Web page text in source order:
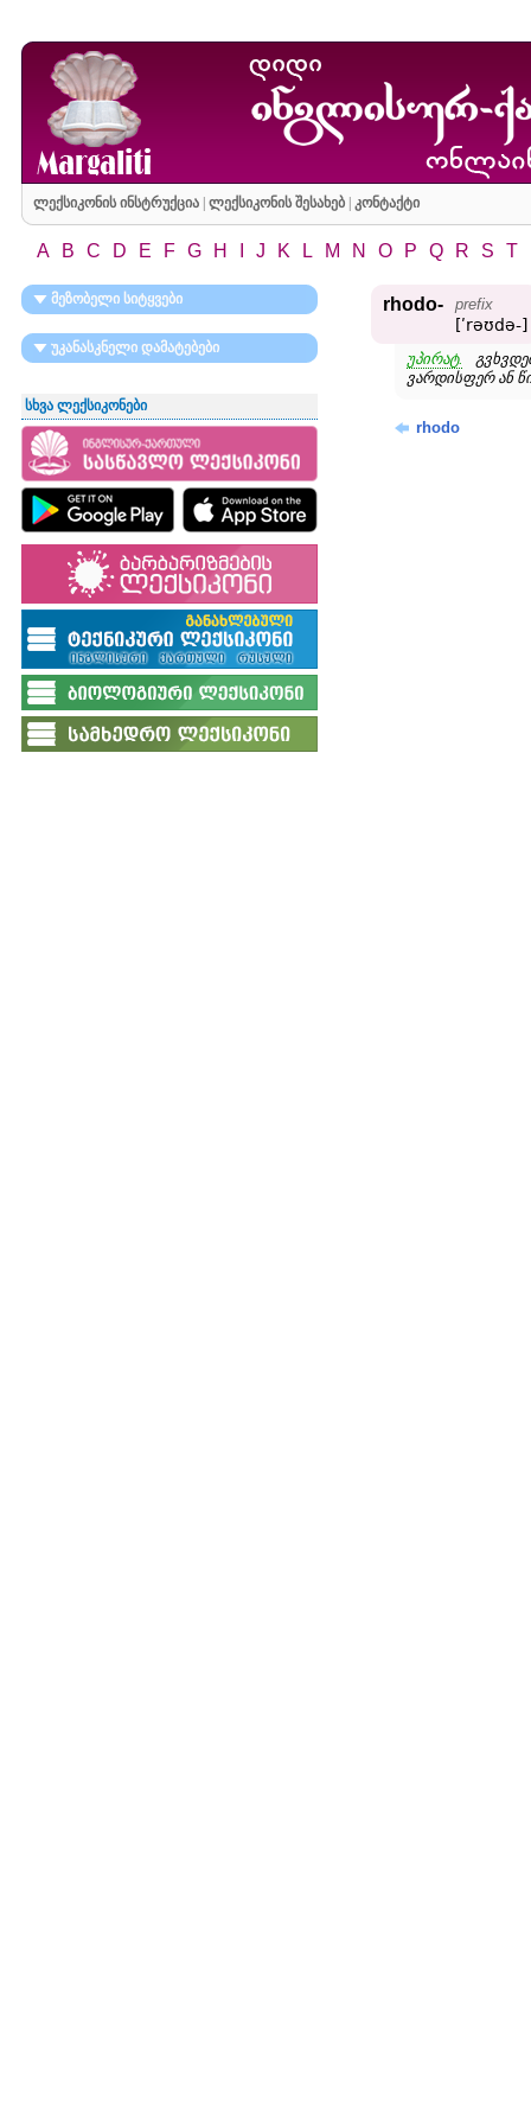
ლექსიკონის ინსტრუქცია| ლექსიკონის შესახებ| კონტაქტი
A B C D E F G H J K L M N O P Q R S T
მეზობელი სიტყვები
უკანასკნელი დამატებები
სხვა ლექსიკონები
rhodo- prefix
[ʹrəʊdə-]
უპირატ.
ვარდისფერ ან
rhodo